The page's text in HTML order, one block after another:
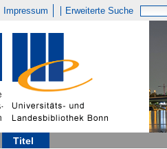
Impressum Erweiterte Suche
Titel